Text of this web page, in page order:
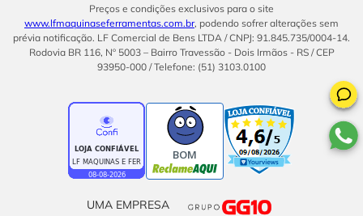
Preços e condições exclusivos para o site
www.lfmaquinaseferramentas.com.br, podendo sofrer alterações sem
prévia notificação. LF Comercial de Bens LTDA / CNPJ: 91.845.735/0004-14.
Rodovia BR 116, Nº 5003 – Bairro Travessão - Dois Irmãos - RS / CEP
93950-000 / Telefone: (51) 3103.0100
BOM
UMA EMPRESA